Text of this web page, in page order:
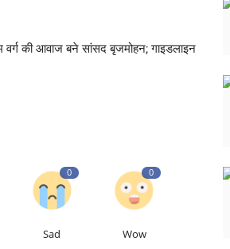
वर्ग की आवाज बने सांसद बृजमोहन; गाइडलाइन
0
Sad
0
Wow